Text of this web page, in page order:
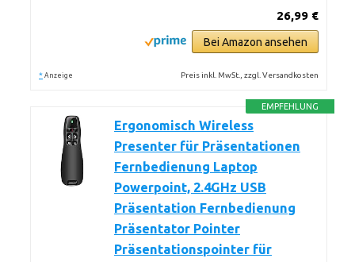
26,99 €
Bei Amazon ansehen
* Anzeige Preis inkl. MwSt., zzgl. Versandkosten
EMPFEHLUNG
Ergonomisch Wireless
Presenter für Präsentationen
Fernbedienung Laptop
Powerpoint, 2.4GHz USB
Präsentation Fernbedienung
Präsentator Pointer
Präsentationspointer für